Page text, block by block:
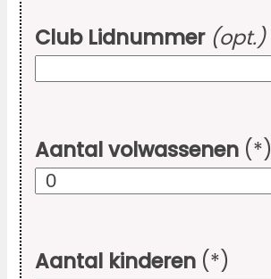
Club Lidnummer (opt.)
Aantal volwassenen (*)
Aantal kinderen (*)